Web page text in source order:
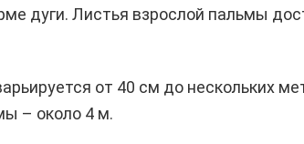
дуги. Листья взрослой пальмы
от 40 см до нескольких
– около 4 м.